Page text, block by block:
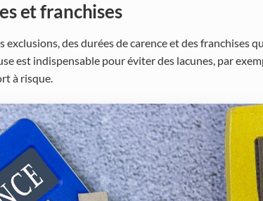
et franchises
des durées de carence et des franchises
est indispensable pour éviter des lacunes, par
à risque.